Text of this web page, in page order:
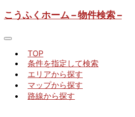
こうふくホーム – 物件検索 –
TOP
条件を指定して検索
エリアから探す
マップから探す
路線から探す